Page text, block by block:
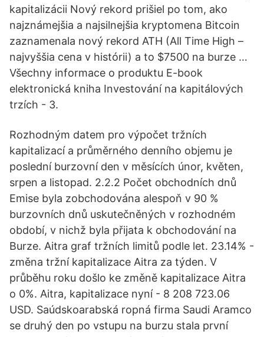
kapitalizácii Nový rekord prišiel po tom, ako
najznámejšia a najsilnejšia kryptomena Bitcoin
zaznamenala nový rekord ATH (All Time High –
najvyššia cena v histórii) a to $7500 na burze …
Všechny informace o produktu E-book
elektronická kniha Investování na kapitálových
trzích - 3.
Rozhodným datem pro výpočet tržních
kapitalizací a průměrného denního objemu je
poslední burzovní den v měsících únor, květen,
srpen a listopad. 2.2.2 Počet obchodních dnů
Emise byla zobchodována alespoň v 90 %
burzovních dnů uskutečněných v rozhodném
období, v nichž byla přijata k obchodování na
Burze. Aitra graf tržních limitů podle let. 23.14% -
změna tržní kapitalizace Aitra za týden. V
průběhu roku došlo ke změně kapitalizace Aitra
o 0%. Aitra, kapitalizace nyní - 8 208 723.06
USD. Saúdskoarabská ropná firma Saudi Aramco
se druhý den po vstupu na burzu stala první